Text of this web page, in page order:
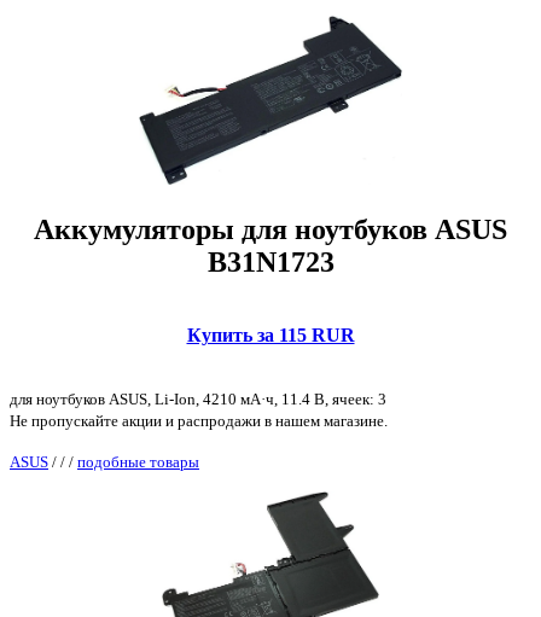
Аккумуляторы для ноутбуков ASUS
B31N1723
Купить за 115 RUR
для ноутбуков ASUS, Li-Ion, 4210 мА·ч, 11.4 В, ячеек: 3
Не пропускайте акции и распродажи в нашем магазине.
ASUS / / / подобные товары